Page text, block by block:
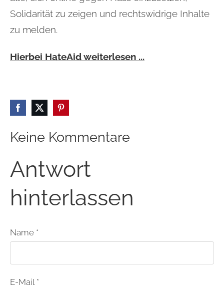
Solidarität zu zeigen und rechtswidrige Inhalte
zu melden.
Hierbei HateAid weiterlesen ...
Keine Kommentare
Antwort
hinterlassen
Name *
E-Mail *